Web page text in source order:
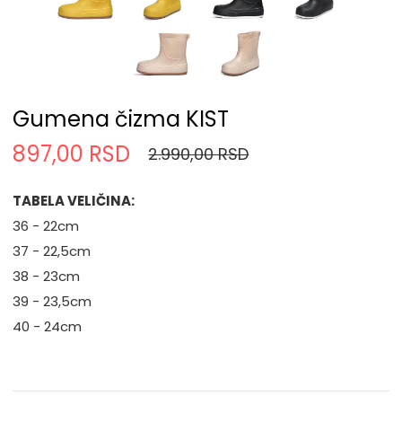
Gumena čizma KIST
897,00 RSD
2.990,00 RSD
TABELA VELIČINA:
36 - 22cm
37 - 22,5cm
38 - 23cm
39 - 23,5cm
40 - 24cm